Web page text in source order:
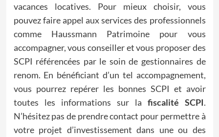
vacances locatives. Pour mieux choisir, vous
pouvez faire appel aux services des professionnels
comme Haussmann Patrimoine pour vous
accompagner, vous conseiller et vous proposer des
SCPI référencées par le soin de gestionnaires de
renom. En bénéficiant d’un tel accompagnement,
vous pourrez repérer les bonnes SCPI et avoir
toutes les informations sur la fiscalité SCPI.
N’hésitez pas de prendre contact pour permettre à
votre projet d’investissement dans une ou des